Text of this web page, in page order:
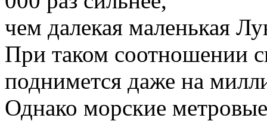
чем далекая маленькая
При таком соотношении
поднимется даже на
Однако морские